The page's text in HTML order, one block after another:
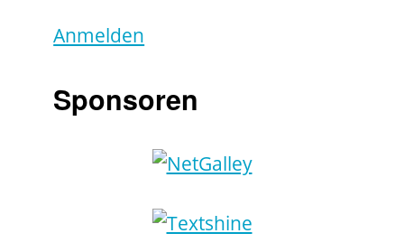
Anmelden
Sponsoren